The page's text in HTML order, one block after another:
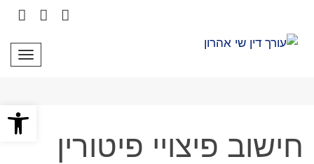
פתח
Facebook
Google+
חישוב פיצויי פיטורין